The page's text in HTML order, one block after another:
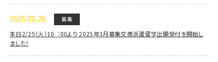
2025.02.25 募集
本⽇2/25（火）10︓00より 2025年3⽉募集交換派遣留学出願受付を開始し
ました！